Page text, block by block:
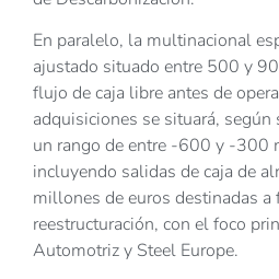
En paralelo, la multinacional
ajustado situado entre 500 y
flujo de caja libre antes de
adquisiciones se situará, según
un rango de entre -600 y -300
incluyendo salidas de caja de
millones de euros destinadas a
reestructuración, con el foco
Automotriz y Steel Europe.